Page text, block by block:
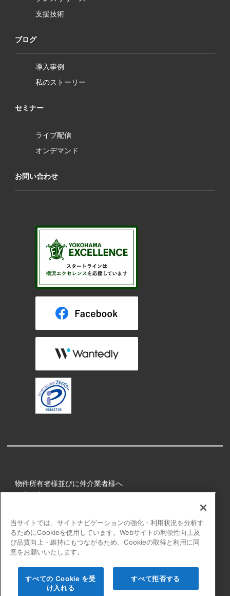
支援技術
ブログ
導入事例
私のストーリー
セミナー
ライブ配信
オンデマンド
お問い合わせ
物件所有者様並びに仲介業者様へ
健康経営
プライバシーポリシー
障害者の表記について
よくある質問
当サイトでは、サイトナビゲーションの強化・利用状況を分析す
るためにCookieを使用しています。Webサイトの利便性向上及
び品質向上・維持にもつながるため、Cookieの取得と利用に同
意をお願いいたします。
すべての Cookie を受
け入れる
すべて拒否する